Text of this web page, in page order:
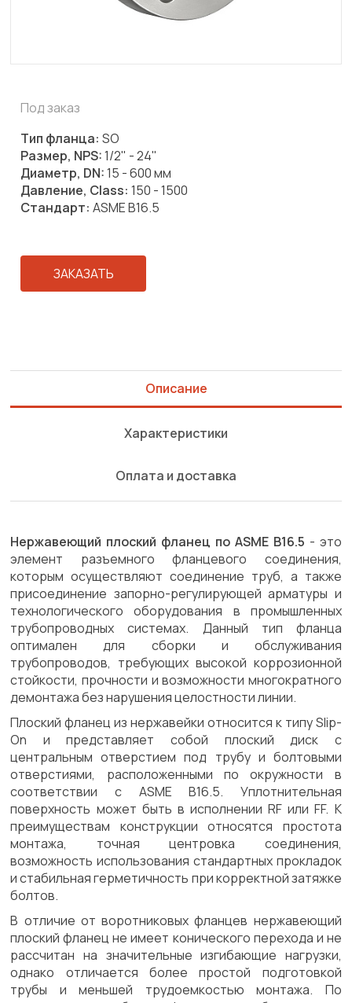
Под заказ
Тип фланца:SO
Размер, NPS:1/2" - 24"
Диаметр, DN:15 - 600 мм
Давление, Class:150 - 1500
Стандарт:ASME B16.5
ЗАКАЗАТЬ
Описание
Характеристики
Оплата и доставка
Нержавеющий плоский фланец по ASME B16.5 - это
элемент разъемного фланцевого соединения,
которым осуществляют соединение труб, а также
присоединение запорно-регулирующей арматуры и
технологического оборудования в промышленных
трубопроводных системах. Данный тип фланца
оптимален для сборки и обслуживания
трубопроводов, требующих высокой коррозионной
стойкости, прочности и возможности многократного
демонтажа без нарушения целостности линии.
Плоский фланец из нержавейки относится к типу Slip-
On и представляет собой плоский диск с
центральным отверстием под трубу и болтовыми
отверстиями, расположенными по окружности в
соответствии с ASME B16.5. Уплотнительная
поверхность может быть в исполнении RF или FF. К
преимуществам конструкции относятся простота
монтажа, точная центровка соединения,
возможность использования стандартных прокладок
и стабильная герметичность при корректной затяжке
болтов.
В отличие от воротниковых фланцев нержавеющий
плоский фланец не имеет конического перехода и не
рассчитан на значительные изгибающие нагрузки,
однако отличается более простой подготовкой
трубы и меньшей трудоемкостью монтажа. По